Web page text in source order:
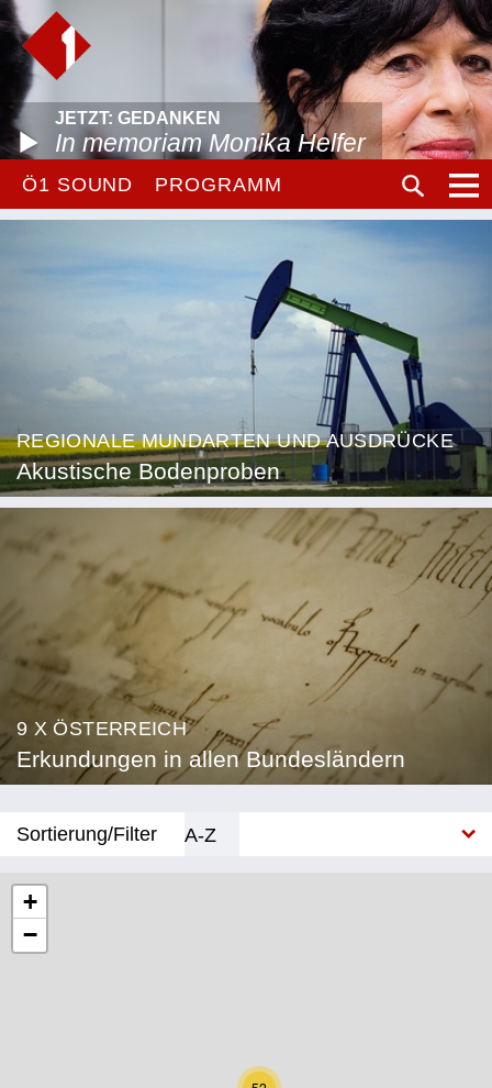
JETZT: GEDANKEN
In memoriam Monika Helfer
Ö1 SOUND PROGRAMM
REGIONALE MUNDARTEN UND AUSDRÜCKE
Akustische Bodenproben
9 X ÖSTERREICH
Erkundungen in allen Bundesländern
Sortierung/Filter
A-Z
Niederösterreich
+
−